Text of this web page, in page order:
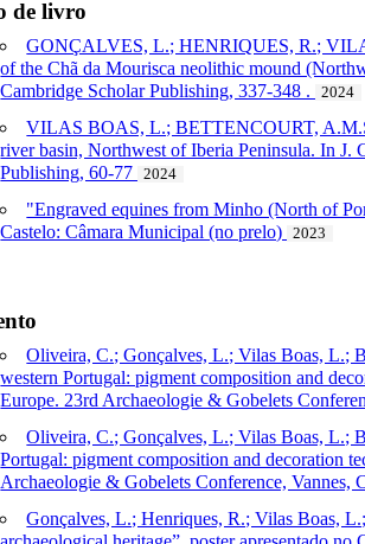
de livro
GONÇALVES, L.; HENRIQUES, R.;
of the Chã da Mourisca neolithic mound
Cambridge Scholar Publishing, 337-348 .
2024
VILAS BOAS, L.; BETTENCOURT,
river basin, Northwest of Iberia Peninsula. In J.
Publishing, 60-77
2024
"Engraved equines from Minho (North of
Castelo: Câmara Municipal (no prelo)
2023
Oliveira, C.; Gonçalves, L.; Vilas Boas, L.;
western Portugal: pigment composition and
Europe. 23rd Archaeologie & Gobelets
Oliveira, C.; Gonçalves, L.; Vilas Boas, L.;
Portugal: pigment composition and decoration
Archaeologie & Gobelets Conference, Vannes,
Gonçalves, L.; Henriques, R.; Vilas Boas,